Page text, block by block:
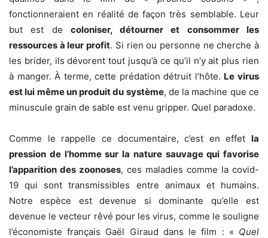
fonctionneraient en réalité de façon très semblable. Leur
but est de coloniser, détourner et consommer les
ressources à leur profit. Si rien ou personne ne cherche à
les brider, ils dévorent tout jusqu’à ce qu’il n’y ait plus rien
à manger. À terme, cette prédation détruit l’hôte. Le virus
est lui même un produit du système, de la machine que ce
minuscule grain de sable est venu gripper. Quel paradoxe.
Comme le rappelle ce documentaire, c’est en effet la
pression de l’homme sur la nature sauvage qui favorise
l’apparition des zoonoses, ces maladies comme la covid-
19 qui sont transmissibles entre animaux et humains.
Notre espèce est devenue si dominante qu’elle est
devenue le vecteur rêvé pour les virus, comme le souligne
l’économiste français Gaël Giraud dans le film : « Quel